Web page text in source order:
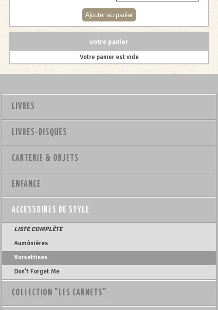
votre panier
Votre panier est vide
LIVRES
LIVRES-DISQUES
CARTERIE & OBJETS
ENFANCE
ACCESSOIRES DE STYLE
LISTE COMPLÈTE
Aumônières
Borsettines
Don't Forget Me
COLLECTION "LES CARNETS"